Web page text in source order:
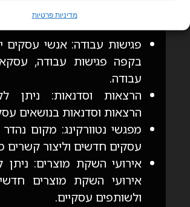
מדיניות פרטיות
פגישות עבודה: אנשי עסקים
בקפה פגישות עבודה,
עבודה.
הרצאות וסדנאות: ניתן
הרצאות וסדנאות בנושאים
מפגשי נטוורקינג: מקום
עסקים חדשים וליצור קשרים
אירועי השקת מוצרים: ניתן
אירועי השקת מוצרים
ולשותפים עסקיים.